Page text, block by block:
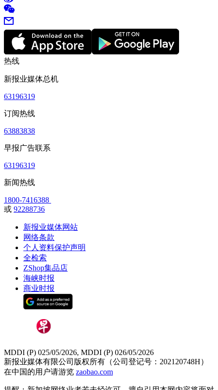
热线
新报业媒体总机
63196319
订阅热线
63883838
早报广告联系
63196319
新闻热线
1800-7416388
或 92288736
新报业媒体网站
网络条款
个人资料保护声明
全检索
ZShop集品店
海峡时报
商业时报
MDDI (P) 025/05/2026, MDDI (P) 026/05/2026
新报业媒体有限公司版权所有（公司登记号：202120748H）
在中国的用户请游览 zaobao.com